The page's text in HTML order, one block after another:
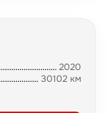
2020
30102 км